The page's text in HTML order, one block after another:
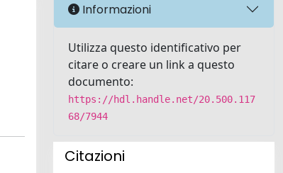
Informazioni
Utilizza questo identificativo per
citare o creare un link a questo
documento:
https://hdl.handle.net/20.500.117
68/7944
Citazioni